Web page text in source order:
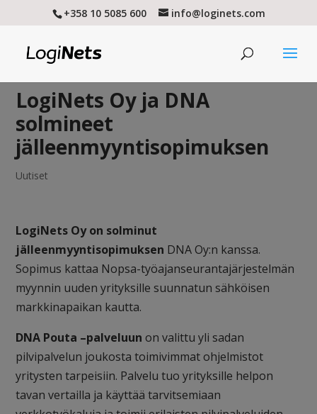
+358 10 5085 600 info@loginets.com
LogiNets Oy ja DNA
solmineet
jälleenmyyntisopimuksen
Uutiset
LogiNets Oy on solminut
jälleenmyyntisopimuksen DNA Oy:n kanssa.
Sopimus kattaa Nopsa-työajanseurantajärjestelmän
myynnin uuden yrityksille suunnatun sähköisen
markkinapaikan kautta.
DNA Pouta –palveluun on valittu yli sadan
pilvipalvelun joukosta toimivimmat ohjelmistot
yritysten tarpeisiin. Palvelu tuo yrityksille helpon
tavan vertailla ja käyttää tarvitsemiaan